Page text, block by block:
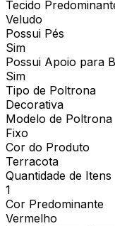
Tecido
Veludo
Possui Pés
Sim
Possui Apoio para
Sim
Tipo de Poltrona
Decorativa
Modelo de Poltrona
Fixo
Cor do Produto
Terracota
Quantidade de Itens
1
Cor Predominante
Vermelho